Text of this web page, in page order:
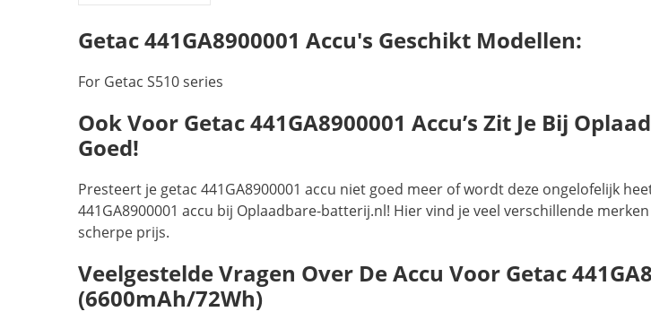
Getac 441GA8900001 Accu's Geschikt Modellen:
For Getac S510 series
Ook Voor Getac 441GA8900001 Accu’s Zit Je Bij
Goed!
Presteert je getac 441GA8900001 accu niet goed meer of wordt deze ongelofelijk
441GA8900001 accu bij Oplaadbare-batterij.nl! Hier vind je veel verschillende
scherpe prijs.
Veelgestelde Vragen Over De Accu Voor Getac
(6600mAh/72Wh)